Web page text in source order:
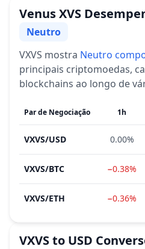
Venus XVS
Sentimento
Neutro
VXVS mostra Neutro
principais criptomoedas,
blockchains ao longo de
Par de Negociação 1h
VXVS/USD 0.00%
VXVS/BTC −0.38%
VXVS/ETH −0.36%
VXVSto USD